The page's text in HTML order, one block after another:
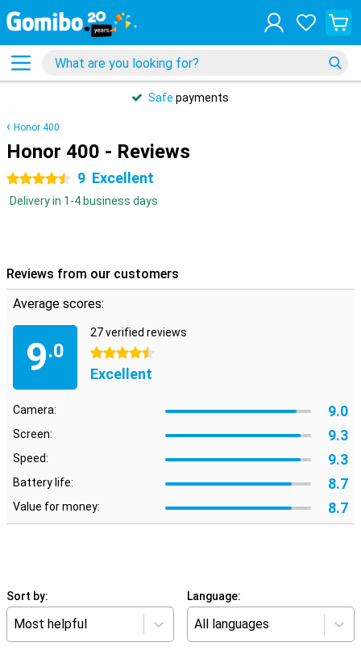
Safe payments
Honor 400
Honor 400 - Reviews
4.5 stars 9 Excellent
Delivery in 1-4 business days
Reviews from our customers
Average scores:
9.0
27 verified reviews
4.5 stars
Excellent
Camera: 9.0
Screen: 9.3
Speed: 9.3
Battery life: 8.7
Value for money: 8.7
Sort by:
Most helpful
Language:
All languages